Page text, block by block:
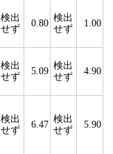
検出
せず
0.80
検出
せず
1.00
検出
せず
5.09
検出
せず
4.90
検出
せず
6.47
検出
せず
5.90